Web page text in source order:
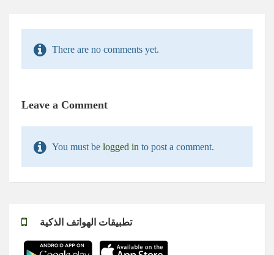
There are no comments yet.
Leave a Comment
You must be logged in to post a comment.
تطبيقات الهواتف الذكية